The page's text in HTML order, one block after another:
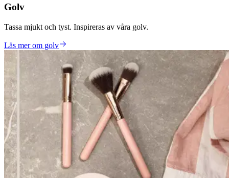
Golv
Tassa mjukt och tyst. Inspireras av våra golv.
Läs mer om golv